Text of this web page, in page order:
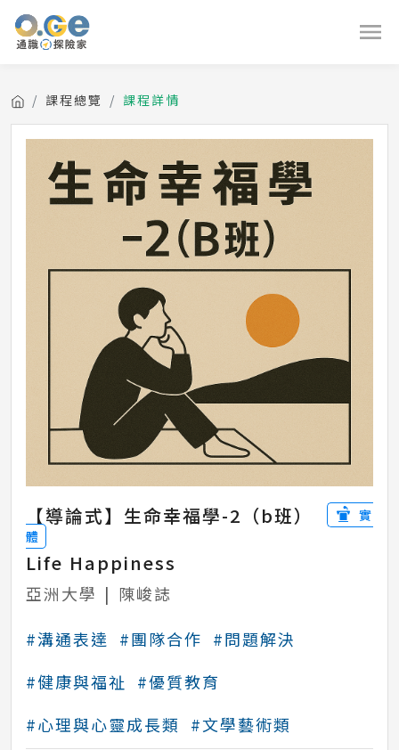
課程總覽 課程詳情
【導論式】生命幸福學-2（b班）
實
體
Life Happiness
亞洲大學 | 陳峻誌
#溝通表達
#團隊合作 #問題解決
#健康與福祉 #優質教育
#心理與心靈成長類
#文學藝術類